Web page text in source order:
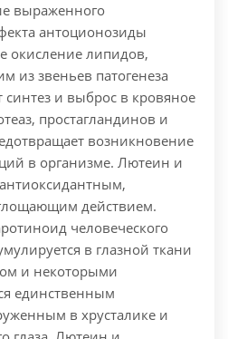
выраженного
антоционозиды
окисление липидов,
из звеньев патогенеза
и выброс в кровяное
простагландинов и
возникновение
в организме. Лютеин и
действием.
человеческого
в глазной ткани
и некоторыми
единственным
в хрусталике и